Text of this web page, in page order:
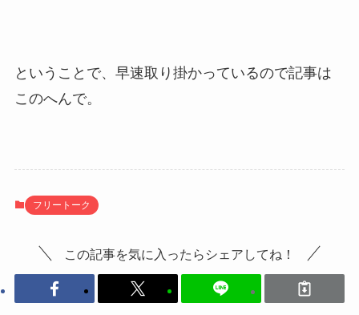
ということで、早速取り掛かっているので記事は
このへんで。
フリートーク
この記事を気に入ったらシェアしてね！